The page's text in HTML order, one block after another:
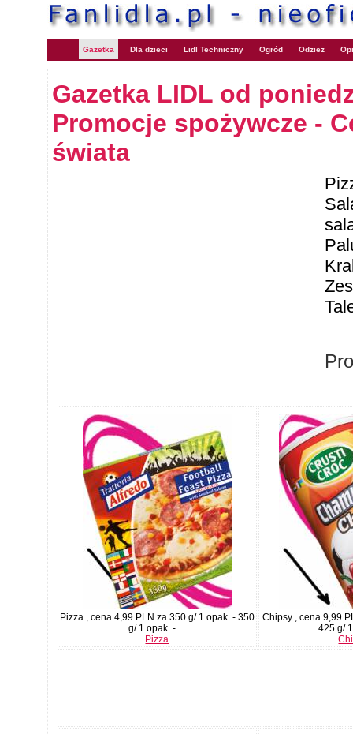
Gazetka Dla dzieci Lidl Techniczny Ogród Odzież
Gazetka LIDL od
Promocje spożywcze -
świata
Pizza , cena 4,99 PLN za 350 g/ 1 opak. - 350
g/ 1 opak. - ...
Pizza
Chipsy , cena 9,99
425 g/